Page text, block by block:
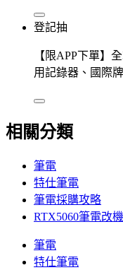
登記抽
【限APP下單】
用記錄器、國際
相關分類
筆電
特仕筆電
筆電採購攻略
RTX5060筆電改機
筆電
特仕筆電